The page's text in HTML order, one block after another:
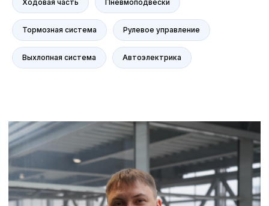
Ходовая часть Пневмоподвески
Тормозная система Рулевое управление
Выхлопная система Автоэлектрика
условия носят исключительно
информационный характер и не являются
публичной офертой, определяемой
положениями ст. 437 Гражданского кодекса
РФ. Для получения подробной информации о
продуктах, услугах и их стоимости
обращайтесь к нашим специалистам.
Контакты
Статьи